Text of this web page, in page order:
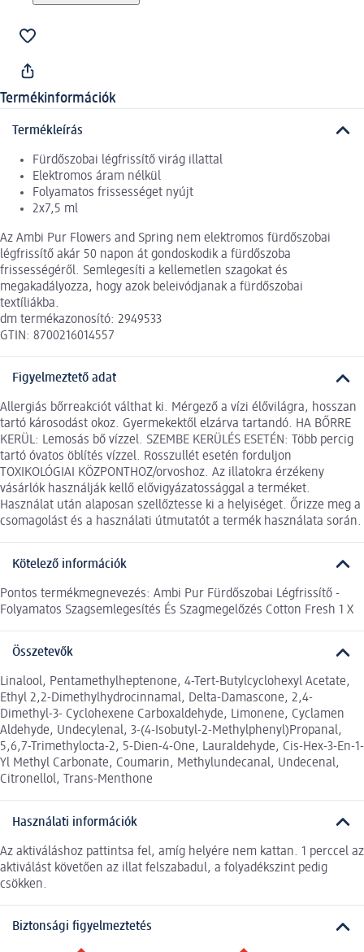
Termékinformációk
Termékleírás
Fürdőszobai légfrissítő virág illattal
Elektromos áram nélkül
Folyamatos frissességet nyújt
2x7,5 ml
Az Ambi Pur Flowers and Spring nem elektromos fürdőszobai
légfrissítő akár 50 napon át gondoskodik a fürdőszoba
frissességéről. Semlegesíti a kellemetlen szagokat és
megakadályozza, hogy azok beleivódjanak a fürdőszobai
textíliákba.
dm termékazonosító: 2949533
GTIN: 8700216014557
Figyelmeztető adat
Allergiás bőrreakciót válthat ki. Mérgező a vízi élővilágra, hosszan
tartó károsodást okoz. Gyermekektől elzárva tartandó. HA BŐRRE
KERÜL: Lemosás bő vízzel. SZEMBE KERÜLÉS ESETÉN: Több percig
tartó óvatos öblítés vízzel. Rosszullét esetén forduljon
TOXIKOLÓGIAI KÖZPONTHOZ/orvoshoz. Az illatokra érzékeny
vásárlók használják kellő elővigyázatossággal a terméket.
Használat után alaposan szellőztesse ki a helyiséget. Őrizze meg a
csomagolást és a használati útmutatót a termék használata során.
Kötelező információk
Pontos termékmegnevezés: Ambi Pur Fürdőszobai Légfrissítő -
Folyamatos Szagsemlegesítés És Szagmegelőzés Cotton Fresh 1 X
Összetevők
Linalool, Pentamethylheptenone, 4-Tert-Butylcyclohexyl Acetate,
Ethyl 2,2-Dimethylhydrocinnamal, Delta-Damascone, 2,4-
Dimethyl-3- Cyclohexene Carboxaldehyde, Limonene, Cyclamen
Aldehyde, Undecylenal, 3-(4-Isobutyl-2-Methylphenyl)Propanal,
5,6,7-Trimethylocta-2, 5-Dien-4-One, Lauraldehyde, Cis-Hex-3-En-1-
Yl Methyl Carbonate, Coumarin, Methylundecanal, Undecenal,
Citronellol, Trans-Menthone
Használati információk
Az aktiváláshoz pattintsa fel, amíg helyére nem kattan. 1 perccel az
aktiválást követően az illat felszabadul, a folyadékszint pedig
csökken.
Biztonsági figyelmeztetés